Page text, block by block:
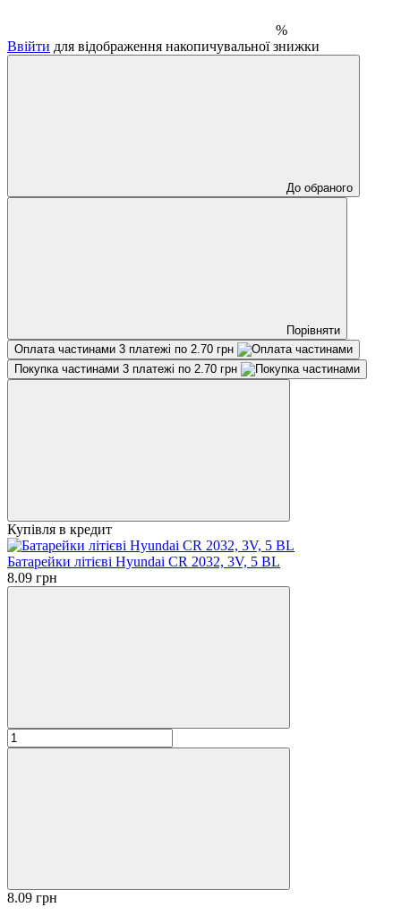
%
Ввійти для відображення накопичувальної знижки
До обраного
Порівняти
Оплата частинами 3 платежі по 2.70 грн
Покупка частинами 3 платежі по 2.70 грн
Купівля в кредит
Батарейки літієві Hyundai CR 2032, 3V, 5 BL
8.09 грн
8.09 грн